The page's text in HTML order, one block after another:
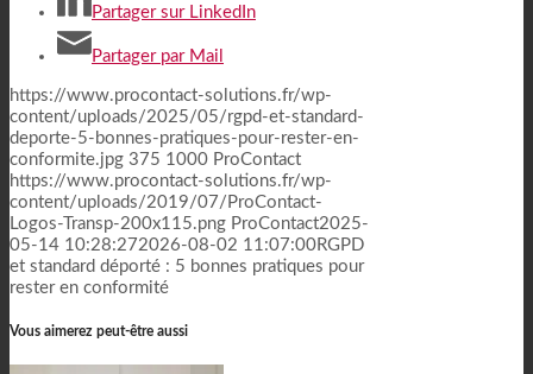
Partager sur LinkedIn
Partager par Mail
https://www.procontact-solutions.fr/wp-
content/uploads/2025/05/rgpd-et-standard-
deporte-5-bonnes-pratiques-pour-rester-en-
conformite.jpg 375 1000 ProContact
https://www.procontact-solutions.fr/wp-
content/uploads/2019/07/ProContact-
Logos-Transp-200x115.png ProContact2025-
05-14 10:28:272026-08-02 11:07:00RGPD
et standard déporté : 5 bonnes pratiques pour
rester en conformité
Vous aimerez peut-être aussi